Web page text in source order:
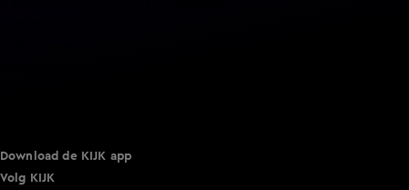
Download de KIJK app
Volg KIJK